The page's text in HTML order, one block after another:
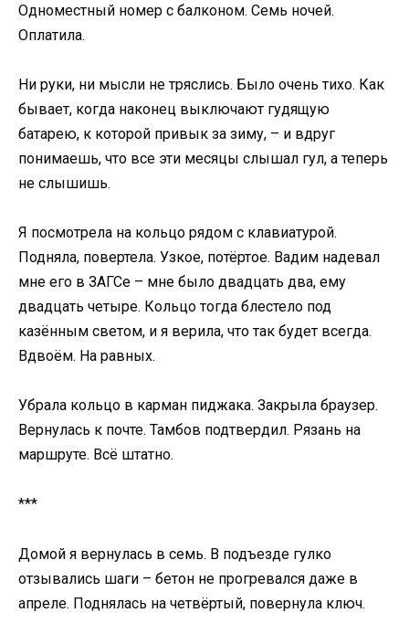
Одноместный номер с балконом. Семь ночей.
Оплатила.
Ни руки, ни мысли не тряслись. Было очень тихо. Как
бывает, когда наконец выключают гудящую
батарею, к которой привык за зиму, – и вдруг
понимаешь, что все эти месяцы слышал гул, а теперь
не слышишь.
Я посмотрела на кольцо рядом с клавиатурой.
Подняла, повертела. Узкое, потёртое. Вадим надевал
мне его в ЗАГСе – мне было двадцать два, ему
двадцать четыре. Кольцо тогда блестело под
казённым светом, и я верила, что так будет всегда.
Вдвоём. На равных.
Убрала кольцо в карман пиджака. Закрыла браузер.
Вернулась к почте. Тамбов подтвердил. Рязань на
маршруте. Всё штатно.
***
Домой я вернулась в семь. В подъезде гулко
отзывались шаги – бетон не прогревался даже в
апреле. Поднялась на четвёртый, повернула ключ.